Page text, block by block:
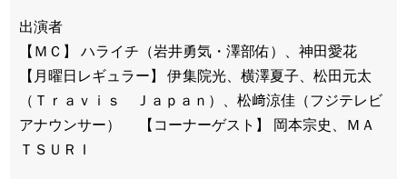
出演者
【ＭＣ】 ハライチ（岩井勇気・澤部佑）、神田愛花
【月曜日レギュラー】 伊集院光、横澤夏子、松田元太
（Ｔｒａｖｉｓ Ｊａｐａｎ）、松﨑涼佳（フジテレビ
アナウンサー） 【コーナーゲスト】 岡本宗史、ＭＡ
ＴＳＵＲＩ